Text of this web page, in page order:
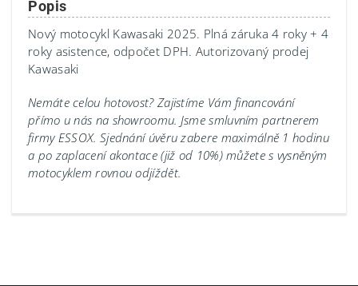
Popis
Nový motocykl Kawasaki 2025. Plná záruka 4 roky + 4
roky asistence, odpočet DPH. Autorizovaný prodej
Kawasaki
Nemáte celou hotovost? Zajistíme Vám financování
přímo u nás na showroomu. Jsme smluvním partnerem
firmy ESSOX. Sjednání úvěru zabere maximálně 1 hodinu
a po zaplacení akontace (již od 10%) můžete s vysněným
motocyklem rovnou odjíždět.